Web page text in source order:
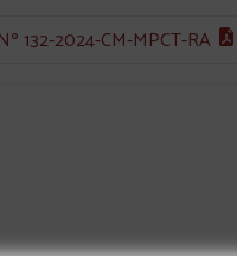
132-2024-CM-MPCT-RA